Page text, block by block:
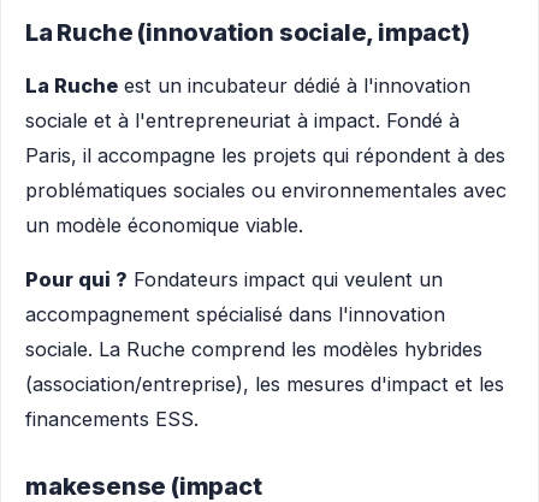
La Ruche (innovation sociale, impact)
La Ruche est un incubateur dédié à l'innovation
sociale et à l'entrepreneuriat à impact. Fondé à
Paris, il accompagne les projets qui répondent à des
problématiques sociales ou environnementales avec
un modèle économique viable.
Pour qui ? Fondateurs impact qui veulent un
accompagnement spécialisé dans l'innovation
sociale. La Ruche comprend les modèles hybrides
(association/entreprise), les mesures d'impact et les
financements ESS.
makesense (impact